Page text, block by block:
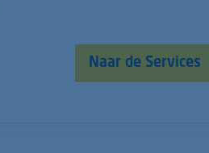
Naar de Services